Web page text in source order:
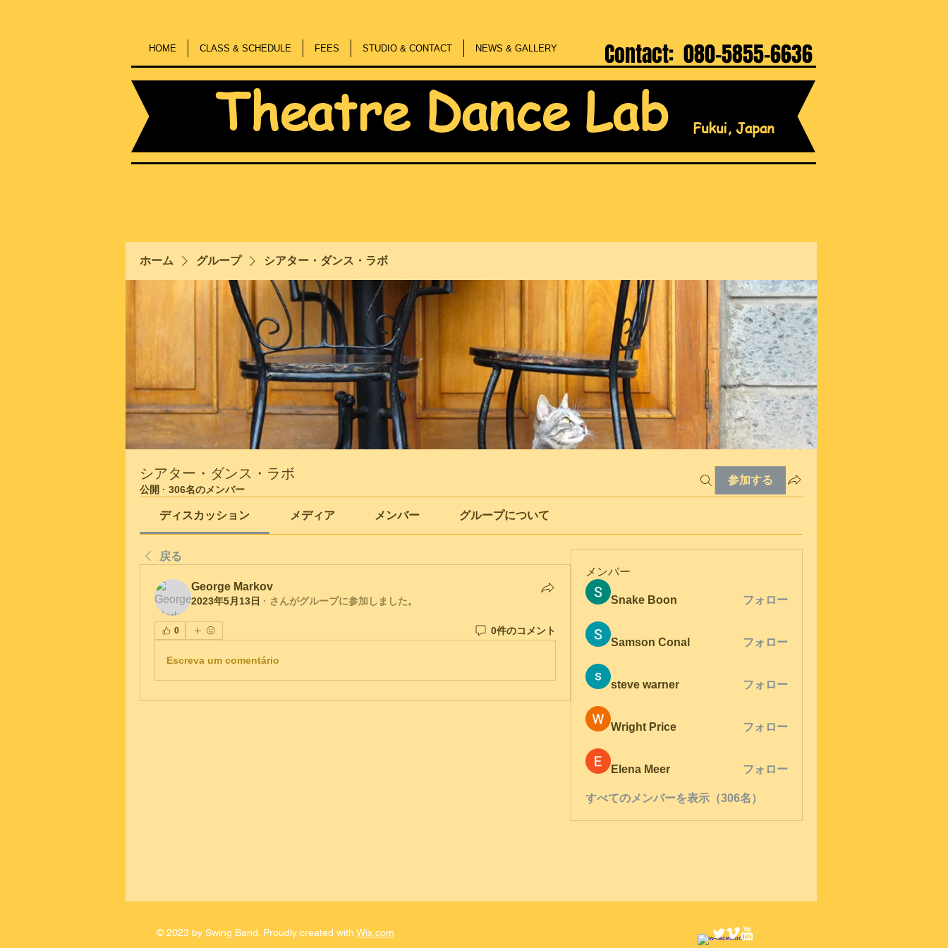
Contact: 080-5855-6636
HOME CLASS & SCHEDULE FEES STUDIO & CONTACT NEWS & GALLERY
Theatre Dance Lab Fukui, Japan
ホーム グループ シアター・ダンス・ラボ
シアター・ダンス・ラボ
公開 · 306名のメンバー
参加する
ディスカッション メディア メンバー グループについて
戻る
George Markov
2023年5月13日 · さんがグループに参加しました。
0 0件のコメント
Escreva um comentário
メンバー
Snake Boon フォロー
Samson Conal フォロー
steve warner フォロー
Wright Price フォロー
Elena Meer フォロー
すべてのメンバーを表示（306名）
© 2023 by Swing Band. Proudly created with Wix.com